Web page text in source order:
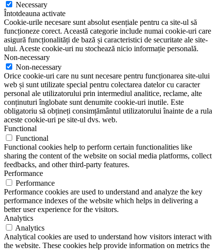
Necessary
Întotdeauna activate
Cookie-urile necesare sunt absolut esențiale pentru ca site-ul să
funcționeze corect. Această categorie include numai cookie-uri care
asigură funcționalități de bază și caracteristici de securitate ale site-
ului. Aceste cookie-uri nu stochează nicio informație personală.
Non-necessary
Non-necessary
Orice cookie-uri care nu sunt necesare pentru funcționarea site-ului
web și sunt utilizate special pentru colectarea datelor cu caracter
personal ale utilizatorului prin intermediul analitice, reclame, alte
conținuturi înglobate sunt denumite cookie-uri inutile. Este
obligatoriu să obțineți consimțământul utilizatorului înainte de a rula
aceste cookie-uri pe site-ul dvs. web.
Functional
Functional
Functional cookies help to perform certain functionalities like
sharing the content of the website on social media platforms, collect
feedbacks, and other third-party features.
Performance
Performance
Performance cookies are used to understand and analyze the key
performance indexes of the website which helps in delivering a
better user experience for the visitors.
Analytics
Analytics
Analytical cookies are used to understand how visitors interact with
the website. These cookies help provide information on metrics the